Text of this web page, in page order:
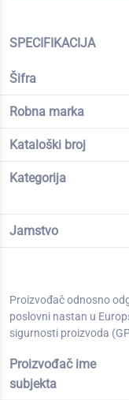
SPECIFIKACIJA
Šifra
Robna marka
Kataloški broj
Kategorija
Jamstvo
Proizvođač odnosno
poslovni nastan u
sigurnosti proizvoda
Proizvođač ime
subjekta